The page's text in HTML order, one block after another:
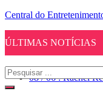
Central do
ÚLTIMAS NOTÍCIAS
08 / 06 : Rachel